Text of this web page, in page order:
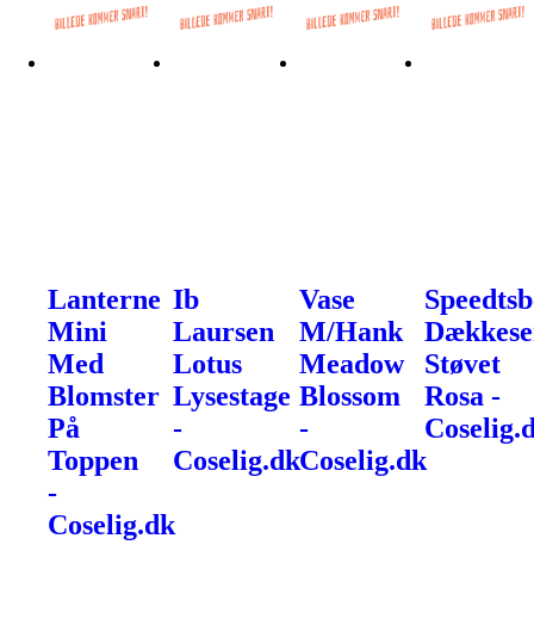
Lanterne
Mini
Med
Blomster
På
Toppen
-
Coselig.dk
Ib
Laursen
Lotus
Lysestage
-
Coselig.dk
Vase
M/Hank
Meadow
Blossom
-
Coselig.dk
Støvet
Rosa -